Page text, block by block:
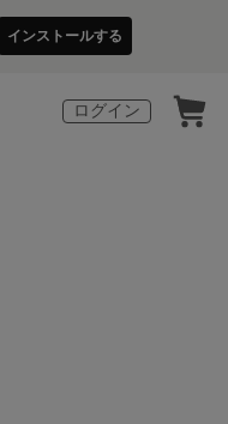
インストールする
ログイン